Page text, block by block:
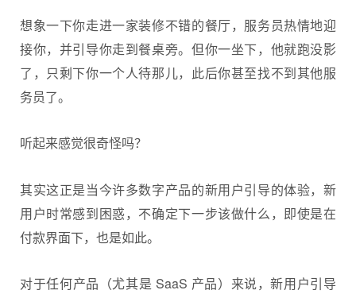
想象一下你走进一家装修不错的餐厅，服务员热情地迎
接你，并引导你走到餐桌旁。但你一坐下，他就跑没影
了，只剩下你一个人待那儿，此后你甚至找不到其他服
务员了。
听起来感觉很奇怪吗？
其实这正是当今许多数字产品的新用户引导的体验，新
用户时常感到困惑，不确定下一步该做什么，即使是在
付款界面下，也是如此。
对于任何产品（尤其是 SaaS 产品）来说，新用户引导